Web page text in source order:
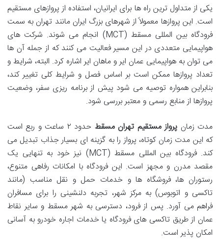
یکی از متداول ترین راه ها برای ایرانیان، استفاده از پروازهای مستقیم
است. این پروازها معمولاً از شهرهای بزرگ ایران مانند تهران به سمت
فرودگاه بین المللی مسقط (MCT) انجام می شوند. شرکت های
هواپیمایی متعددی در این مسیر فعالیت می کنند که از جمله آن ها
می توان به هواپیمایی عمان ایر و ماهان ایر اشاره کرد. البته، شرایط و
تعداد پروازها ممکن است بر اساس فصل و شرایط کلی تغییر کند،
بنابراین همواره توصیه می شود پیش از برنامه ریزی سفر، وضعیت
پروازها از منابع رسمی و معتبر بررسی شود.
مدت زمان پرواز مستقیم تهران مسقط
حدود ۲ ساعت و ربع است
که این مدت زمان کوتاه، پرواز را به گزینه ای بسیار جذاب تبدیل می
کند. فرودگاه بین المللی مسقط (MCT) نیز خود به تنهایی یک
مقصد مدرن و مجهز است. این فرودگاه با امکانات رفاهی متنوع،
رستوران ها، فروشگاه ها و خدمات حمل و نقل مناسب (مانند
تاکسی و اتوبوس) به مرکز شهر، تجربه دلنشینی را برای مسافران
فراهم می آورد. پس از فرود، دسترسی به شهر مسقط و سایر نقاط
عمان از طریق تاکسی های فرودگاه یا خدمات اجاره خودرو به آسانی
امکان پذیر است.